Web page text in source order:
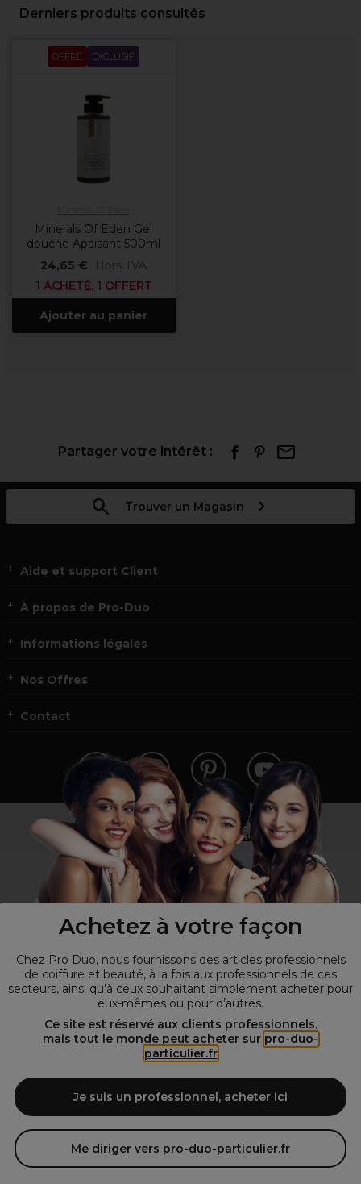
Achetez à votre façon
Chez Pro Duo, nous fournissons des articles professionnels
de coiffure et beauté, à la fois aux professionnels de ces
secteurs, ainsi qu’à ceux souhaitant simplement acheter pour
eux-mêmes ou pour d’autres.
Ce site est réservé aux clients professionnels,
mais tout le monde peut acheter sur pro-duo-
particulier.fr
Je suis un professionnel, acheter ici
Me diriger vers pro-duo-particulier.fr
Derniers produits consultés
OFFRE EXCLUSIF
Minerals Of Eden Gel
douche Apaisant 500ml
24,65 €
Hors TVA
1 ACHETÉ, 1 OFFERT
Ajouter au panier
Partager votre intérêt :
Trouver un Magasin
Aide et support Client
À propos de Pro-Duo
Informations légales
Nos Offres
Contact
Vous n’êtes pas un professionnel ?
Visitez notre site pour les particuliers!
Spécialiste de la coiffure et de la beauté, nous vous proposons une
large sélection de produits professionnels pour la coiffure et
Duo le fournisseur incontournable des salons de coiffure et instituts
de beauté! Notre gamme de produits s’adresse également à tous ceux
qui sont à la recherche de produits et d'accessoires de coiffure et de
matériel esthétique de qualité.